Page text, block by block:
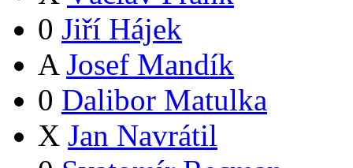
0 Jiří Hájek
A Josef Mandík
0 Dalibor Matulka
X Jan Navrátil